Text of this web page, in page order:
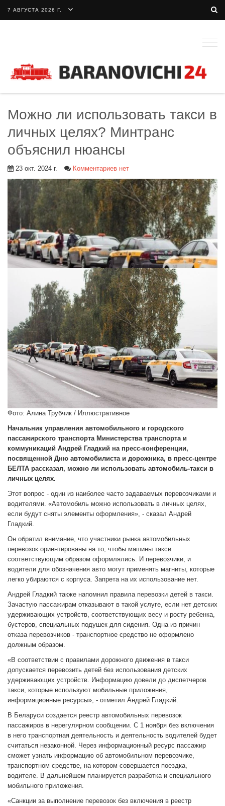
7 АВГУСТА 2026 Г.
Можно ли использовать такси в
личных целях? Минтранс
объяснил нюансы
23 окт. 2024 г. Комментариев нет
Фото: Алина Трубчик / Иллюстративное
Начальник управления автомобильного и городского
пассажирского транспорта Министерства транспорта и
коммуникаций Андрей Гладкий на пресс-конференции,
посвященной Дню автомобилиста и дорожника, в пресс-центре
БЕЛТА рассказал, можно ли использовать автомобиль-такси в
личных целях.
Этот вопрос - один из наиболее часто задаваемых перевозчиками и
водителями. «Автомобиль можно использовать в личных целях,
если будут сняты элементы оформления», - сказал Андрей
Гладкий.
Он обратил внимание, что участники рынка автомобильных
перевозок ориентированы на то, чтобы машины такси
соответствующим образом оформлялись. И перевозчики, и
водители для обозначения авто могут применять магниты, которые
легко убираются с корпуса. Запрета на их использование нет.
Андрей Гладкий также напомнил правила перевозки детей в такси.
Зачастую пассажирам отказывают в такой услуге, если нет детских
удерживающих устройств, соответствующих весу и росту ребенка,
бустеров, специальных подушек для сидения. Одна из причин
отказа перевозчиков - транспортное средство не оформлено
должным образом.
«В соответствии с правилами дорожного движения в такси
допускается перевозить детей без использования детских
удерживающих устройств. Информацию довели до диспетчеров
такси, которые используют мобильные приложения,
информационные ресурсы», - отметил Андрей Гладкий.
В Беларуси создается реестр автомобильных перевозок
пассажиров в нерегулярном сообщении. С 1 ноября без включения
в него транспортная деятельность и деятельность водителей будет
считаться незаконной. Через информационный ресурс пассажир
сможет узнать информацию об автомобильном перевозчике,
транспортном средстве, на котором совершается поездка,
водителе. В дальнейшем планируется разработка и специального
мобильного приложения.
«Санкции за выполнение перевозок без включения в реестр